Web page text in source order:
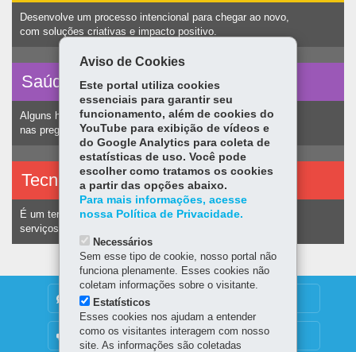
Desenvolve um processo intencional para chegar ao novo,
com soluções criativas e impacto positivo.
Saúde vocal
Alguns hábitos humanos podem ocasionar nódulos
nas pregas vocais e consequentemente alteração na voz.
Tecnologias assistivas
É um termo utilizado para identificar recursos e
serviços voltados a pessoas com deficiência.
DENUNCIE CORRUPÇÃO
OUVIDORIA
Aviso de Cookies
Este portal utiliza cookies
essenciais para garantir seu
funcionamento, além de cookies do
YouTube para exibição de vídeos e
do Google Analytics para coleta de
estatísticas de uso. Você pode
escolher como tratamos os cookies
a partir das opções abaixo.
Para mais informações, acesse
nossa Política de Privacidade.
Necessários
Sem esse tipo de cookie, nosso portal não
funciona plenamente. Esses cookies não
coletam informações sobre o visitante.
Estatísticos
Esses cookies nos ajudam a entender
como os visitantes interagem com nosso
site. As informações são coletadas